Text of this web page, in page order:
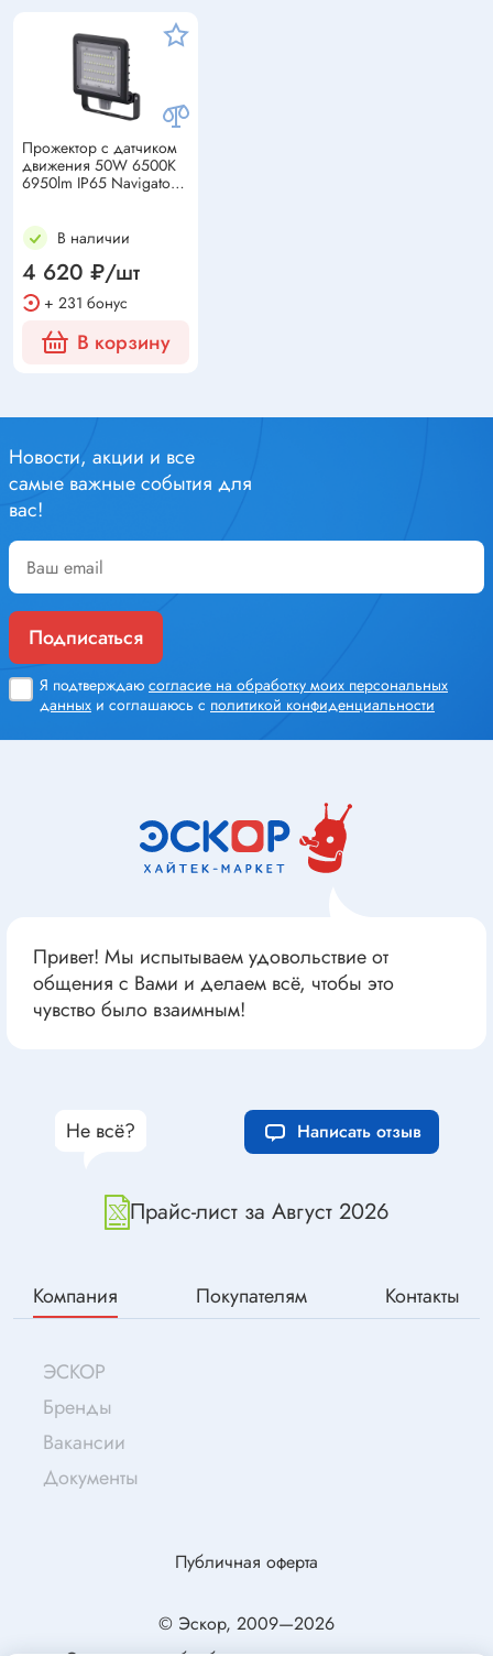
Прожектор с датчиком
движения 50W 6500K
6950lm IP65 Navigator
В наличии
4 620 ₽/шт
+ 231 бонус
В корзину
Новости, акции и все
самые важные события для
вас!
Подписаться
Я подтверждаю согласие на обработку моих персональных
данных и соглашаюсь с политикой конфиденциальности
Привет! Мы испытываем удовольствие от
общения с Вами и делаем всё, чтобы это
чувство было взаимным!
Прайс-лист за Август 2026
Не всё? Написать отзыв
Компания Покупателям Контакты
ЭСКОР
Бренды
Вакансии
Документы
© Эскор, 2009—2026
Публичная оферта